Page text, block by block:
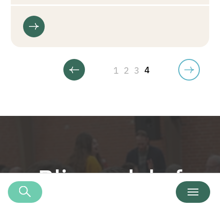
1 2 3 4
Bliv en del af